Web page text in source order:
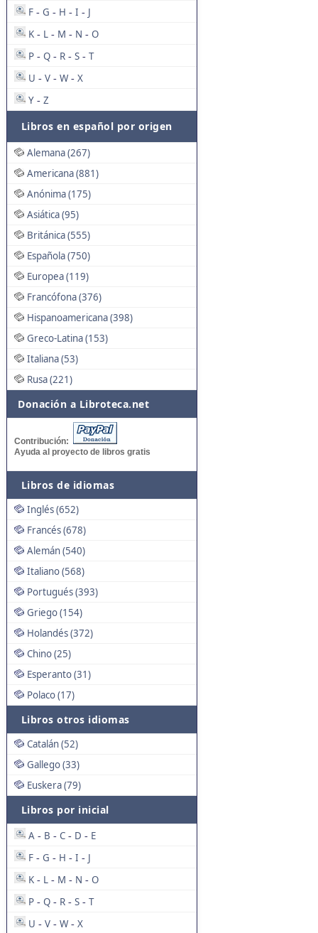
F - G - H - I - J
K - L - M - N - O
P - Q - R - S - T
U - V - W - X
Y - Z
Libros en español por origen
Alemana (267)
Americana (881)
Anónima (175)
Asiática (95)
Británica (555)
Española (750)
Europea (119)
Francófona (376)
Hispanoamericana (398)
Greco-Latina (153)
Italiana (53)
Rusa (221)
Donación a Libroteca.net
Contribución:
Ayuda al proyecto de libros gratis
Libros de idiomas
Inglés (652)
Francés (678)
Alemán (540)
Italiano (568)
Portugués (393)
Griego (154)
Holandés (372)
Chino (25)
Esperanto (31)
Polaco (17)
Libros otros idiomas
Catalán (52)
Gallego (33)
Euskera (79)
Libros por inicial
A - B - C - D - E
F - G - H - I - J
K - L - M - N - O
P - Q - R - S - T
U - V - W - X